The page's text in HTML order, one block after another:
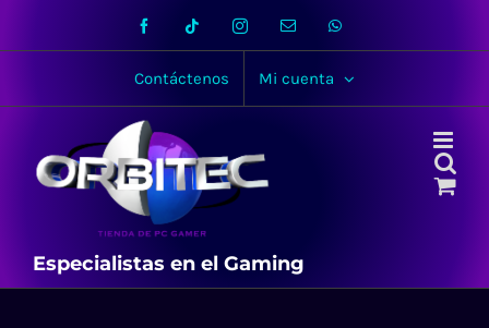
Facebook Tiktok InstagramEmail WhatsApp
Contáctenos Mi cuenta
Especialistas en el Gaming